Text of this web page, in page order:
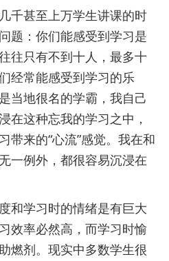
甚至上万学生讲课的时
题：你们能感受到学习是
往只有不到十人，最多十
经常能感受到学习的乐
当地很名的学霸，我自己
在这种忘我的学习之中，
带来的“心流”感觉。我在和
一例外，都很容易沉浸在
学习时的情绪是有巨大
效率必然高，而学习时愉
燃剂。现实中多数学生很